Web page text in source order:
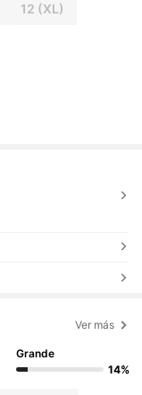
12 (XL)
Ver más
Grande
14%